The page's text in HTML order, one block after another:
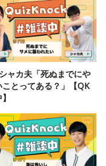
ャカ夫「死ぬまでにや
ことってある？」【QK